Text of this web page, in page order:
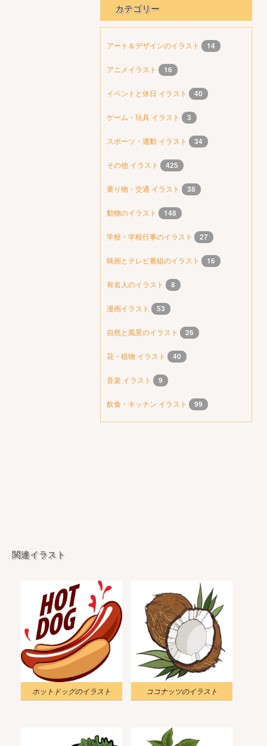
カテゴリー
アート＆デザインのイラスト 14
アニメイラスト 16
イベントと休日 イラスト 40
ゲーム・玩具 イラスト 3
スポーツ・運動 イラスト 34
その他 イラスト 425
乗り物・交通 イラスト 38
動物のイラスト 148
学校・学校行事のイラスト 27
映画とテレビ番組のイラスト 16
有名人のイラスト 8
漫画イラスト 53
自然と風景のイラスト 26
花・植物 イラスト 40
音楽 イラスト 9
飲食・キッチン イラスト 99
関連イラスト
ホットドッグのイラスト ココナッツのイラスト